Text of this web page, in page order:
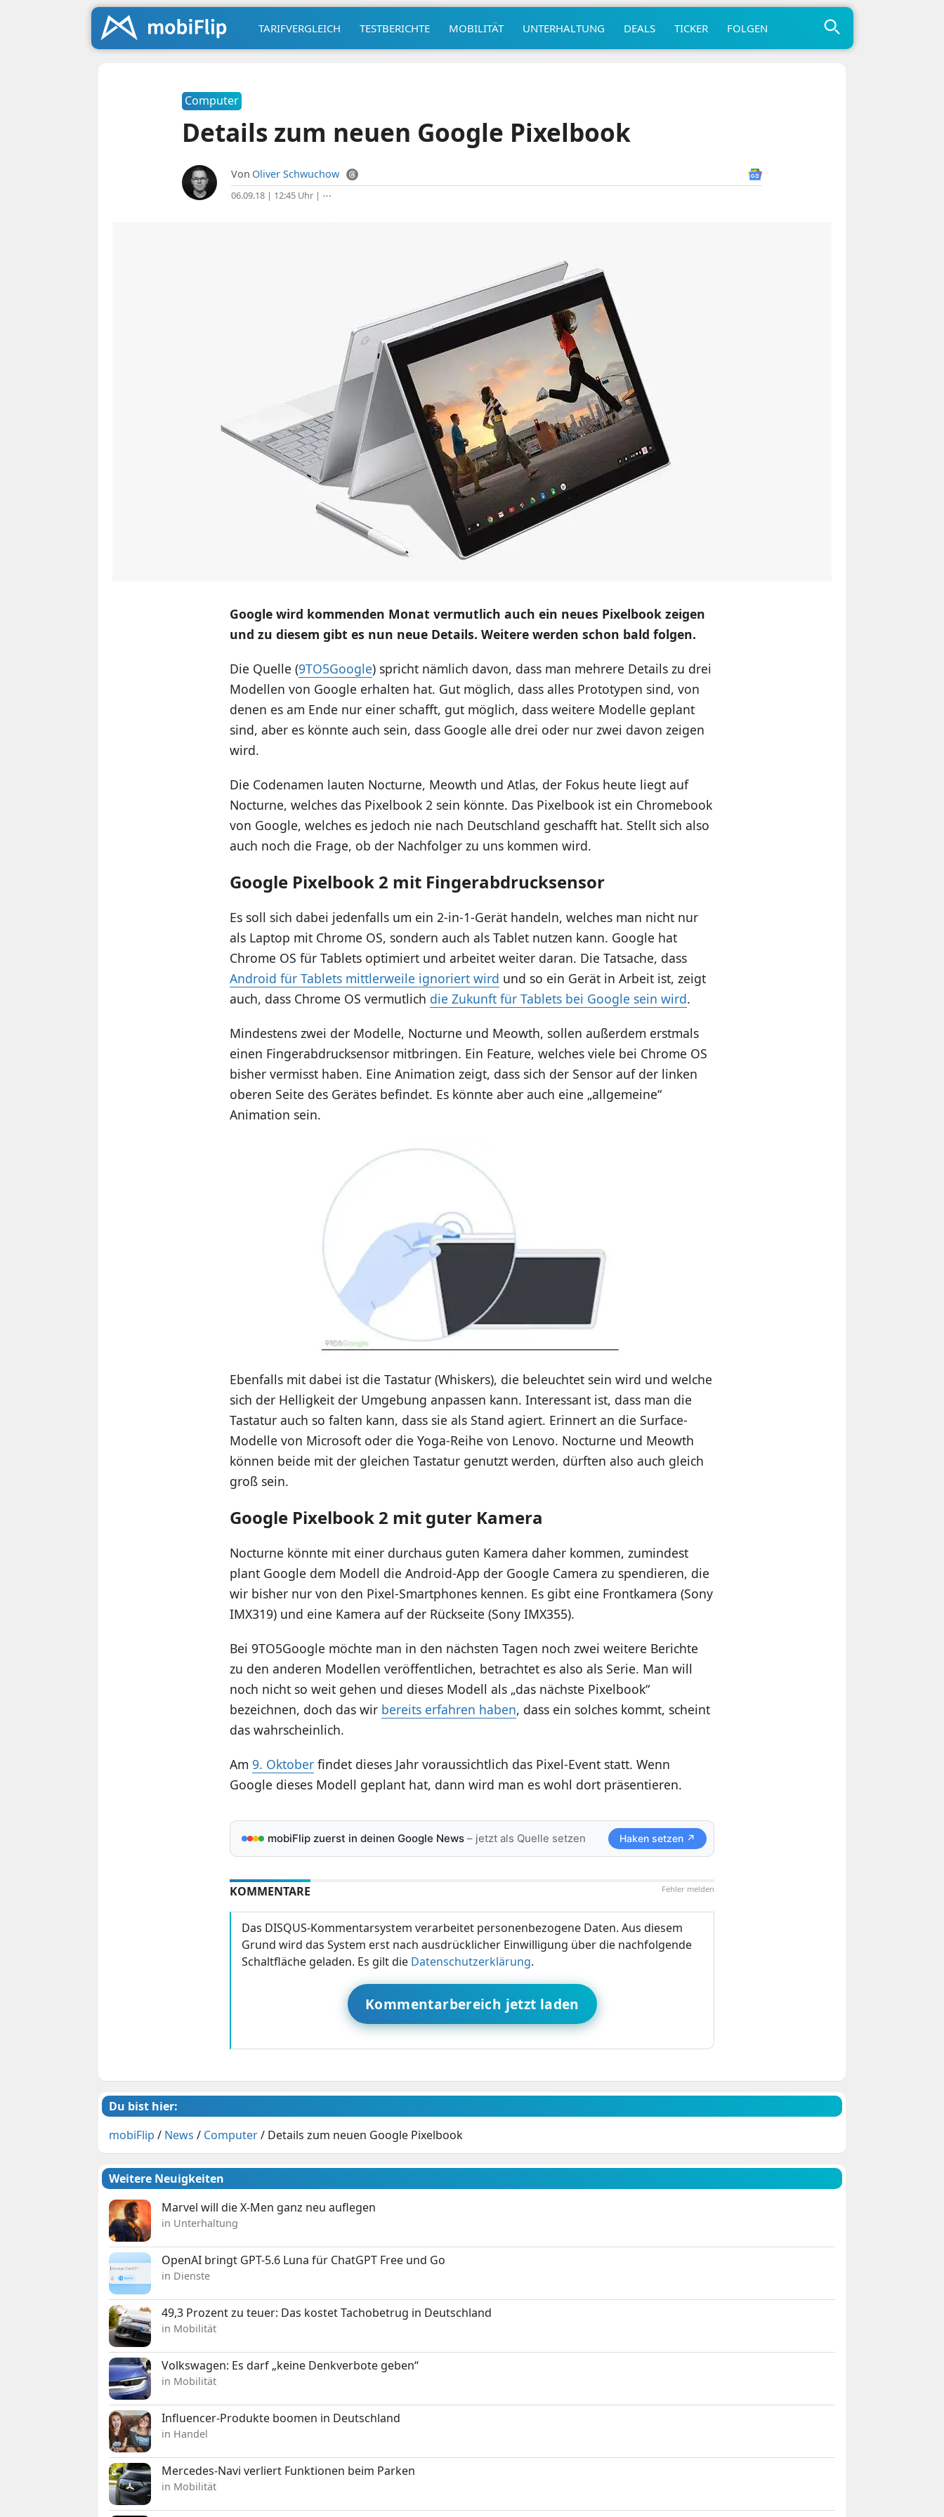
TARIFVERGLEICH TESTBERICHTE MOBILITÄT UNTERHALTUNG DEALS TICKER FOLGEN
Computer
Details zum neuen Google Pixelbook
Von Oliver Schwuchow
06.09.18 | 12:45 Uhr| ⋯
Google wird kommenden Monat vermutlich auch ein neues Pixelbook zeigen
und zu diesem gibt es nun neue Details. Weitere werden schon bald folgen.
Die Quelle (9TO5Google) spricht nämlich davon, dass man mehrere Details zu drei
Modellen von Google erhalten hat. Gut möglich, dass alles Prototypen sind, von
denen es am Ende nur einer schafft, gut möglich, dass weitere Modelle geplant
sind, aber es könnte auch sein, dass Google alle drei oder nur zwei davon zeigen
wird.
Die Codenamen lauten Nocturne, Meowth und Atlas, der Fokus heute liegt auf
Nocturne, welches das Pixelbook 2 sein könnte. Das Pixelbook ist ein Chromebook
von Google, welches es jedoch nie nach Deutschland geschafft hat. Stellt sich also
auch noch die Frage, ob der Nachfolger zu uns kommen wird.
Google Pixelbook 2 mit Fingerabdrucksensor
Es soll sich dabei jedenfalls um ein 2-in-1-Gerät handeln, welches man nicht nur
als Laptop mit Chrome OS, sondern auch als Tablet nutzen kann. Google hat
Chrome OS für Tablets optimiert und arbeitet weiter daran. Die Tatsache, dass
Android für Tablets mittlerweile ignoriert wird und so ein Gerät in Arbeit ist, zeigt
auch, dass Chrome OS vermutlich die Zukunft für Tablets bei Google sein wird.
Mindestens zwei der Modelle, Nocturne und Meowth, sollen außerdem erstmals
einen Fingerabdrucksensor mitbringen. Ein Feature, welches viele bei Chrome OS
bisher vermisst haben. Eine Animation zeigt, dass sich der Sensor auf der linken
oberen Seite des Gerätes befindet. Es könnte aber auch eine „allgemeine“
Animation sein.
Ebenfalls mit dabei ist die Tastatur (Whiskers), die beleuchtet sein wird und welche
sich der Helligkeit der Umgebung anpassen kann. Interessant ist, dass man die
Tastatur auch so falten kann, dass sie als Stand agiert. Erinnert an die Surface-
Modelle von Microsoft oder die Yoga-Reihe von Lenovo. Nocturne und Meowth
können beide mit der gleichen Tastatur genutzt werden, dürften also auch gleich
groß sein.
Google Pixelbook 2 mit guter Kamera
Nocturne könnte mit einer durchaus guten Kamera daher kommen, zumindest
plant Google dem Modell die Android-App der Google Camera zu spendieren, die
wir bisher nur von den Pixel-Smartphones kennen. Es gibt eine Frontkamera (Sony
IMX319) und eine Kamera auf der Rückseite (Sony IMX355).
Bei 9TO5Google möchte man in den nächsten Tagen noch zwei weitere Berichte
zu den anderen Modellen veröffentlichen, betrachtet es also als Serie. Man will
noch nicht so weit gehen und dieses Modell als „das nächste Pixelbook“
bezeichnen, doch das wir bereits erfahren haben, dass ein solches kommt, scheint
das wahrscheinlich.
Am 9. Oktoberfindet dieses Jahr voraussichtlich das Pixel-Event statt. Wenn
Google dieses Modell geplant hat, dann wird man es wohl dort präsentieren.
mobiFlip zuerst in deinen Google News– jetzt als Quelle setzen Haken setzen ↗
Fehler melden
KOMMENTARE
Das DISQUS-Kommentarsystem verarbeitet personenbezogene Daten. Aus diesem
Grund wird das System erst nach ausdrücklicher Einwilligung über die nachfolgende
Schaltfläche geladen. Es gilt die Datenschutzerklärung.
Kommentarbereich jetzt laden
Du bist hier:
mobiFlip / News / Computer/ Details zum neuen Google Pixelbook
Weitere Neuigkeiten
Marvel will die X-Men ganz neu auflegen
in Unterhaltung
OpenAI bringt GPT-5.6 Luna für ChatGPT Free und Go
in Dienste
49,3 Prozent zu teuer: Das kostet Tachobetrug in Deutschland
in Mobilität
Volkswagen: Es darf „keine Denkverbote geben“
in Mobilität
Influencer-Produkte boomen in Deutschland
in Handel
Mercedes-Navi verliert Funktionen beim Parken
in Mobilität